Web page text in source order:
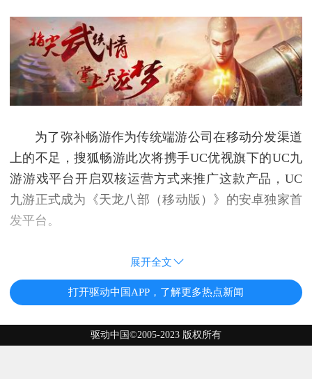
为了弥补畅游作为传统端游公司在移动分发渠道
上的不足，搜狐畅游此次将携手UC优视旗下的UC九
游游戏平台开启双核运营方式来推广这款产品，UC
九游正式成为《天龙八部（移动版）》的安卓独家首
发平台。
展开全文
打开驱动中国APP，了解更多热点新闻
驱动中国©2005-2023 版权所有